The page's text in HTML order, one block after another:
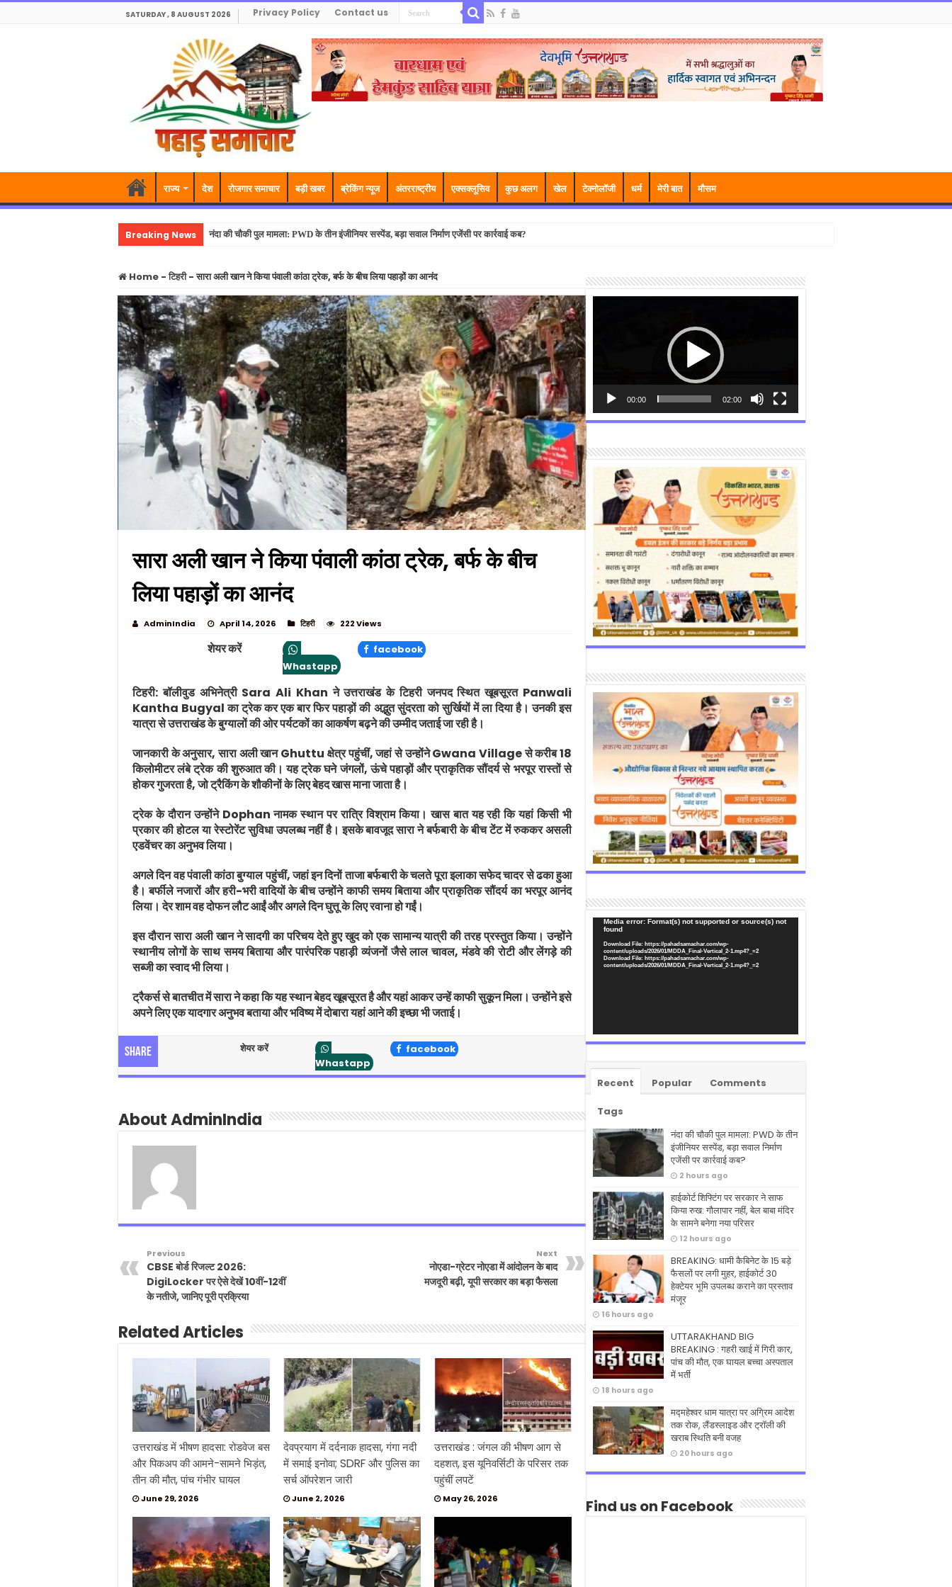
SATURDAY , 8 AUGUST 2026 Privacy Policy Contact us
राज्य देश रोजगार समाचार बड़ी खबर ब्रेकिंग न्यूज अंतरराष्ट्रीय एक्सक्लूसिव कुछ अलग खेल टेक्नोलॉजी धर्म मेरी बात मौसम
Breaking News नंदा की चौकी पुल मामला: PWD के तीन इंजीनियर सस्पेंड, बड़ा सवाल निर्माण एजेंसी पर कार्रवाई कब?
Home - टिहरी - सारा अली खान ने किया पंवाली कांठा ट्रेक, बर्फ के बीच लिया पहाड़ों का आनंद
सारा अली खान ने किया पंवाली कांठा ट्रेक, बर्फ के बीच
लिया पहाड़ों का आनंद
AdminIndia April 14, 2026 टिहरी 222 Views
शेयर करें
Whastapp
facebook
टिहरी: बॉलीवुड अभिनेत्री Sara Ali Khan ने उत्तराखंड के टिहरी जनपद स्थित खूबसूरत Panwali
Kantha Bugyalका ट्रेक कर एक बार फिर पहाड़ों की अद्भुत सुंदरता को सुर्खियों में ला दिया है। उनकी इस
यात्रा से उत्तराखंड के बुग्यालों की ओर पर्यटकों का आकर्षण बढ़ने की उम्मीद जताई जा रही है।
जानकारी के अनुसार, सारा अली खानGhuttu क्षेत्र पहुंचीं, जहां से उन्होंनेGwana Villageसे करीब 18
किलोमीटर लंबे ट्रेक की शुरुआत की। यह ट्रेक घने जंगलों, ऊंचे पहाड़ों और प्राकृतिक सौंदर्य से भरपूर रास्तों से
होकर गुजरता है, जो ट्रैकिंग के शौकीनों के लिए बेहद खास माना जाता है।
ट्रेक के दौरान उन्होंने Dophanनामक स्थान पर रात्रि विश्राम किया। खास बात यह रही कि यहां किसी भी
प्रकार की होटल या रेस्टोरेंट सुविधा उपलब्ध नहीं है। इसके बावजूद सारा ने बर्फबारी के बीच टेंट में रुककर असली
एडवेंचर का अनुभव लिया।
अगले दिन वह पंवाली कांठा बुग्याल पहुंचीं, जहां इन दिनों ताजा बर्फबारी के चलते पूरा इलाका सफेद चादर से ढका हुआ
है। बर्फीले नजारों और हरी-भरी वादियों के बीच उन्होंने काफी समय बिताया और प्राकृतिक सौंदर्य का भरपूर आनंद
लिया। देर शाम वह दोफन लौट आईं और अगले दिन घुत्तू के लिए रवाना हो गईं।
इस दौरान सारा अली खान ने सादगी का परिचय देते हुए खुद को एक सामान्य यात्री की तरह प्रस्तुत किया। उन्होंने
स्थानीय लोगों के साथ समय बिताया और पारंपरिक पहाड़ी व्यंजनों जैसे लाल चावल, मंडवे की रोटी और लेंगड़े की
सब्जी का स्वाद भी लिया।
ट्रैकर्स से बातचीत में सारा ने कहा कि यह स्थान बेहद खूबसूरत है और यहां आकर उन्हें काफी सुकून मिला। उन्होंने इसे
अपने लिए एक यादगार अनुभव बताया और भविष्य में दोबारा यहां आने की इच्छा भी जताई।
Share
शेयर करें
Whastapp
facebook
About AdminIndia
Previous
CBSE बोर्ड रिजल्ट 2026:
DigiLocker पर ऐसे देखें 10वीं-12वीं
के नतीजे, जानिए पूरी प्रक्रिया
Next
नोएडा-ग्रेटर नोएडा में आंदोलन के बाद
मजदूरी बढ़ी, यूपी सरकार का बड़ा फैसला
Related Articles
उत्तराखंड में भीषण हादसा: रोडवेज बस
और पिकअप की आमने-सामने भिड़ंत,
तीन की मौत, पांच गंभीर घायल
June 29, 2026
देवप्रयाग में दर्दनाक हादसा, गंगा नदी
में समाई इनोवा; SDRF और पुलिस का
सर्च ऑपरेशन जारी
June 2, 2026
उत्तराखंड : जंगल की भीषण आग से
दहशत, इस यूनिवर्सिटी के परिसर तक
पहुंचीं लपटें
May 26, 2026
00:00 02:00
Video
Media error: Format(s) not supported or source(s) not
found
Download File: https://pahadsamachar.com/wp-
content/uploads/2026/01/MDDA_Final-Vertical_2-1.mp4?_=2
Download File: https://pahadsamachar.com/wp-
content/uploads/2026/01/MDDA_Final-Vertical_2-1.mp4?_=2
Recent Popular Comments
Tags
नंदा की चौकी पुल मामला: PWD के तीन
इंजीनियर सस्पेंड, बड़ा सवाल निर्माण
एजेंसी पर कार्रवाई कब?
2 hours ago
हाईकोर्ट शिफ्टिंग पर सरकार ने साफ
किया रुख: गौलापार नहीं, बेल बाबा मंदिर
के सामने बनेगा नया परिसर
12 hours ago
BREAKING: धामी कैबिनेट के 15 बड़े
फैसलों पर लगी मुहर, हाईकोर्ट 30
हेक्टेयर भूमि उपलब्ध कराने का प्रस्ताव
मंजूर
16 hours ago
UTTARAKHAND BIG
BREAKING : गहरी खाई में गिरी कार,
पांच की मौत, एक घायल बच्चा अस्पताल
में भर्ती
18 hours ago
मद्महेश्वर धाम यात्रा पर अग्रिम आदेश
तक रोक, लैंडस्लाइड और ट्रॉली की
खराब स्थिति बनी वजह
20 hours ago
Find us on Facebook